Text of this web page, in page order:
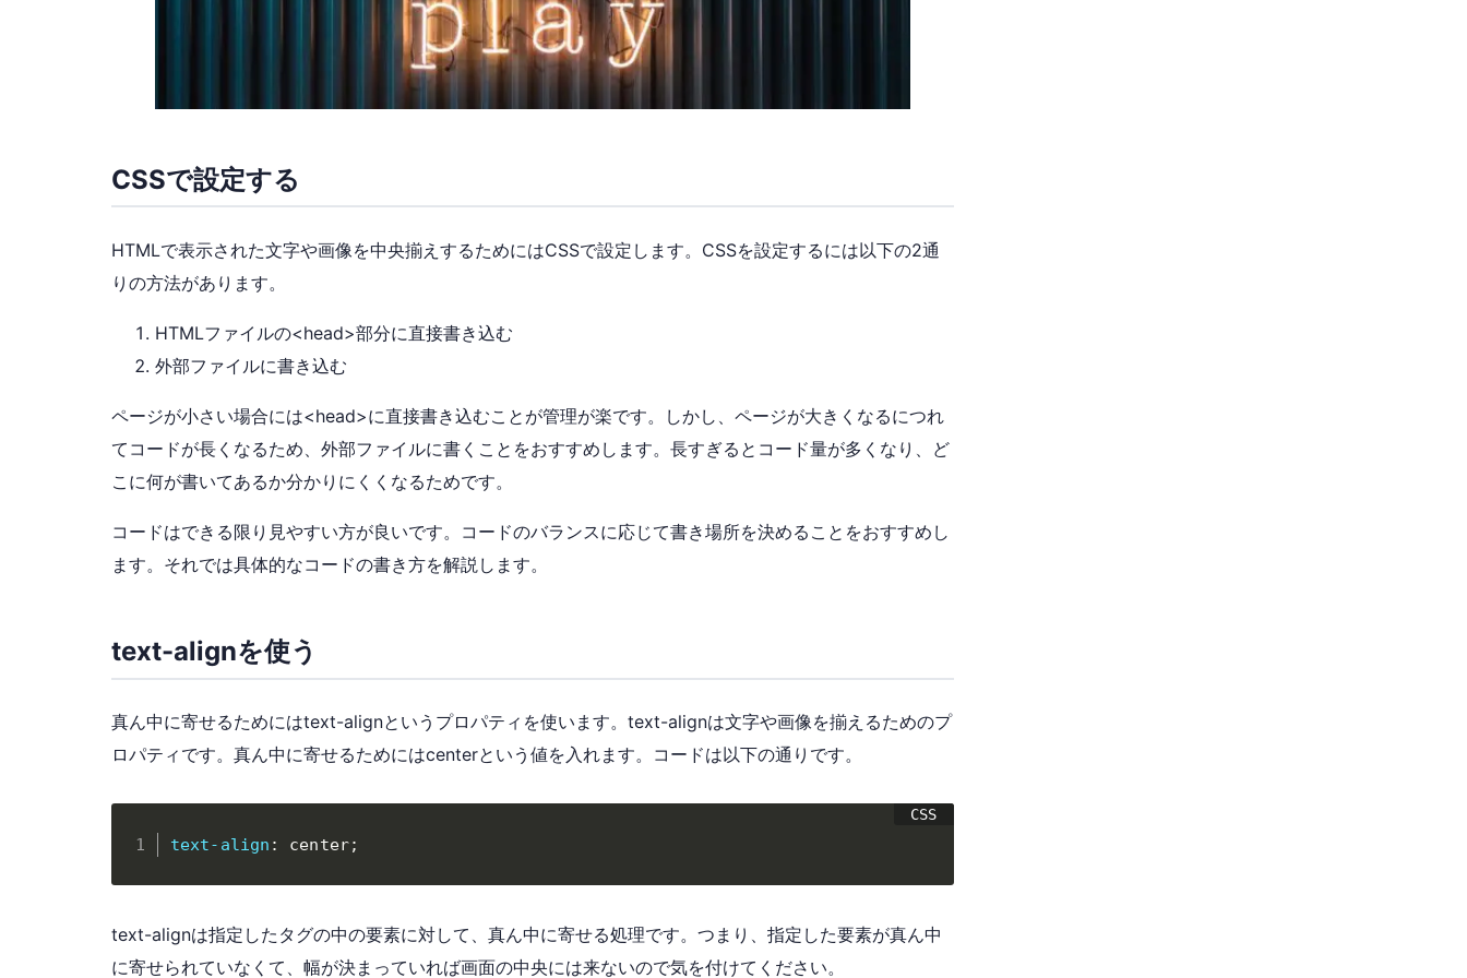
CSSで設定する
HTMLで表示された文字や画像を中央揃えするためにはCSSで設定します。CSSを設定するには以下の2通
りの方法があります。
HTMLファイルの<head>部分に直接書き込む
外部ファイルに書き込む
ページが小さい場合には<head>に直接書き込むことが管理が楽です。しかし、ページが大きくなるにつれ
てコードが長くなるため、外部ファイルに書くことをおすすめします。長すぎるとコード量が多くなり、ど
こに何が書いてあるか分かりにくくなるためです。
コードはできる限り見やすい方が良いです。コードのバランスに応じて書き場所を決めることをおすすめし
ます。それでは具体的なコードの書き方を解説します。
text-alignを使う
真ん中に寄せるためにはtext-alignというプロパティを使います。text-alignは文字や画像を揃えるためのプ
ロパティです。真ん中に寄せるためにはcenterという値を入れます。コードは以下の通りです。
text-align : center;
text-alignは指定したタグの中の要素に対して、真ん中に寄せる処理です。つまり、指定した要素が真ん中
に寄せられていなくて、幅が決まっていれば画面の中央には来ないので気を付けてください。